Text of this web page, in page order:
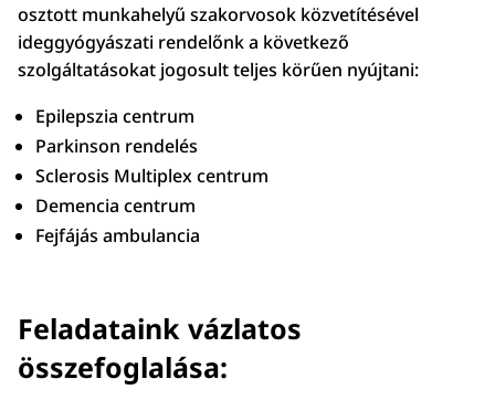
osztott munkahelyű szakorvosok közvetítésével
ideggyógyászati rendelőnk a következő
szolgáltatásokat jogosult teljes körűen nyújtani:
Epilepszia centrum
Parkinson rendelés
Sclerosis Multiplex centrum
Demencia centrum
Fejfájás ambulancia
Feladataink vázlatos
összefoglalása: